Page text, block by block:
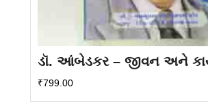
ડૉ. આંબેડકર – જીવન અને
₹799.00